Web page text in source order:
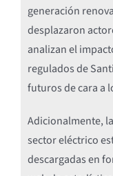
generación
desplazaron
analizan el
regulados de
futuros de cara a
Adicionalmente,
sector eléctrico
descargadas en